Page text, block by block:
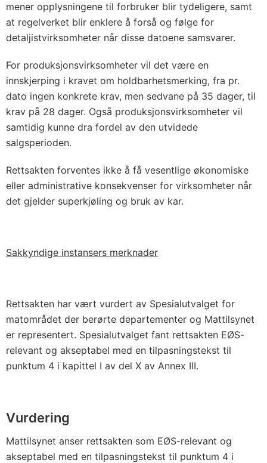
mener opplysningene til forbruker blir tydeligere, samt
at regelverket blir enklere å forså og følge for
detaljistvirksomheter når disse datoene samsvarer.
For produksjonsvirksomheter vil det være en
innskjerping i kravet om holdbarhetsmerking, fra pr.
dato ingen konkrete krav, men sedvane på 35 dager, til
krav på 28 dager. Også produksjonsvirksomheter vil
samtidig kunne dra fordel av den utvidede
salgsperioden.
Rettsakten forventes ikke å få vesentlige økonomiske
eller administrative konsekvenser for virksomheter når
det gjelder superkjøling og bruk av kar.
Sakkyndige instansers merknader
Rettsakten har vært vurdert av Spesialutvalget for
matområdet der berørte departementer og Mattilsynet
er representert. Spesialutvalget fant rettsakten EØS-
relevant og akseptabel med en tilpasningstekst til
punktum 4 i kapittel I av del X av Annex III.
Vurdering
Mattilsynet anser rettsakten som EØS-relevant og
akseptabel med en tilpasningstekst til punktum 4 i